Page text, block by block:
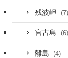
残波岬 (7)
宮古島 (6)
離島 (4)